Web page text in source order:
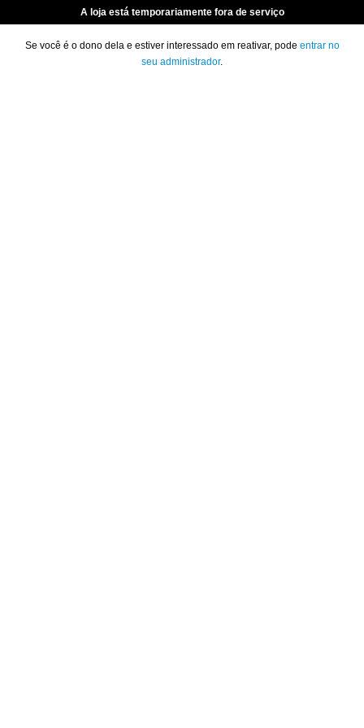
A loja está temporariamente fora de serviço
Se você é o dono dela e estiver interessado em reativar, pode entrar no
seu administrador.